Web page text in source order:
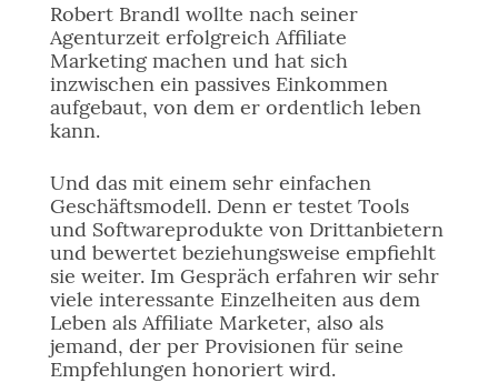
Robert Brandl wollte nach seiner
Agenturzeit erfolgreich Affiliate
Marketing machen und hat sich
inzwischen ein passives Einkommen
aufgebaut, von dem er ordentlich leben
kann.
Und das mit einem sehr einfachen
Geschäftsmodell. Denn er testet Tools
und Softwareprodukte von Drittanbietern
und bewertet beziehungsweise empfiehlt
sie weiter. Im Gespräch erfahren wir sehr
viele interessante Einzelheiten aus dem
Leben als Affiliate Marketer, also als
jemand, der per Provisionen für seine
Empfehlungen honoriert wird.